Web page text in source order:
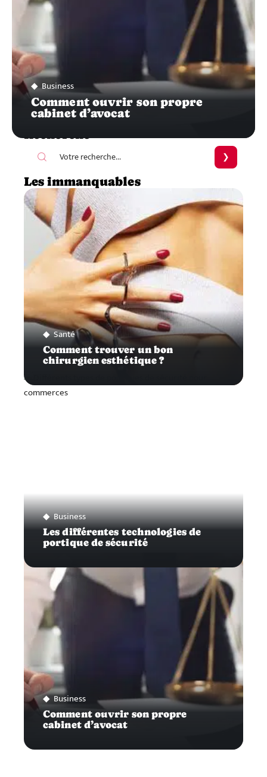
Business
Comment ouvrir son propre
cabinet d’avocat
Les immanquables
Santé
Comment trouver un bon
chirurgien esthétique ?
Business
Les différentes technologies de
portique de sécurité
Business
Comment ouvrir son propre
cabinet d’avocat